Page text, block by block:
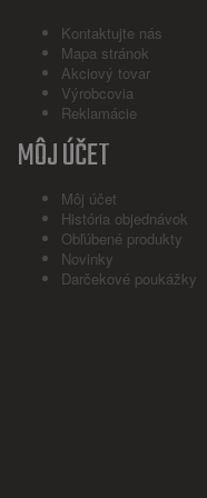
Kontaktujte nás
Mapa stránok
Akciový tovar
Výrobcovia
Reklamácie
MÔJ ÚČET
Môj účet
História objednávok
Obľúbené produkty
Novinky
Darčekové poukážky